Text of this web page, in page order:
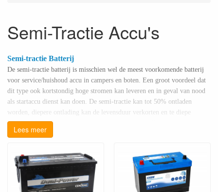
Semi-Tractie Accu's
Semi-tractie Batterij
De semi-tractie batterij is misschien wel de meest voorkomende batterij
voor service/huishoud accu in campers en boten. Een groot voordeel dat
dit type ook kortstondig hoge stromen kan leveren en in geval van nood
als startaccu dienst kan doen. De semi-tractie kan tot 50% ontladen
worden, diepere ontlading kan de levensduur verkorten en te diepe
ontlading kan de batterij onherstelbaar beschadigen. De semi-tractie
batterijen die wij leveren zijn onderhoudsvrij en zullen door de
omstandigheden.
Lees meer